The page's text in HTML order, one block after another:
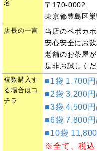
名
〒170-0002
東京都豊島区
店長の一言
当店のペポカ
安心安全にお飲
老舗のお茶屋
是非お試しく
複数購入す
る場合はコ
チラ
■1袋 1,700円
■2袋 3,200円
■3袋 4,500円
■6袋 7,800円
■10袋
※全て、税込